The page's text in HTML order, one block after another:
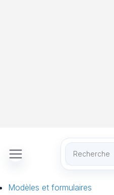
Modèles et formulaires